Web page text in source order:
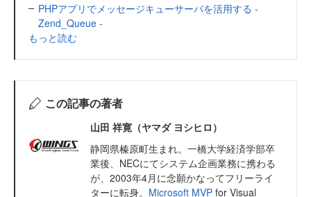
PHPアプリでメッセージキューサーバを活用する -
Zend_Queue -
もっと読む
この記事の著者
山田 祥寛（ヤマダ ヨシヒロ）
静岡県榛原町生まれ。一橋大学経済学部卒
業後、NECにてシステム企画業務に携わる
が、2003年4月に念願かなってフリーライ
ターに転身。 Microsoft MVP for Visual